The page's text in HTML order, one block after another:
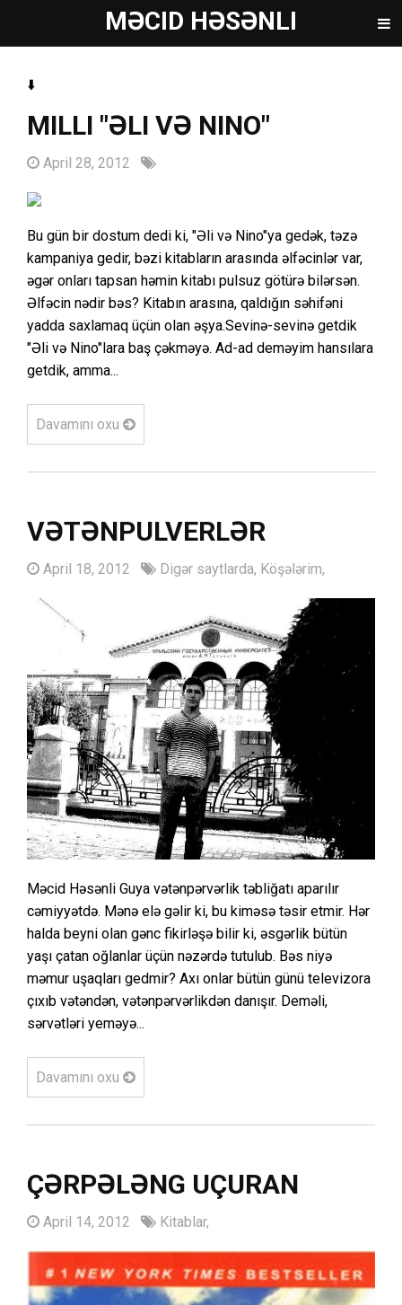
MƏCID HƏSƏNLI
⬇️
MILLI "ƏLI VƏ NINO"
April 28, 2012
Bu gün bir dostum dedi ki, "Əli və Nino"ya gedək, təzə
kampaniya gedir, bəzi kitabların arasında əlfəcinlər var,
əgər onları tapsan həmin kitabı pulsuz götürə bilərsən.
Əlfəcin nədir bəs? Kitabın arasına, qaldığın səhifəni
yadda saxlamaq üçün olan əşya.Sevinə-sevinə getdik
"Əli və Nino"lara baş çəkməyə. Ad-ad deməyim hansılara
getdik, amma...
Davamını oxu
VƏTƏNPULVERLƏR
April 18, 2012 Digər saytlarda, Köşələrim,
Məcid Həsənli Guya vətənpərvərlik təbliğatı aparılır
cəmiyyətdə. Mənə elə gəlir ki, bu kiməsə təsir etmir. Hər
halda beyni olan gənc fikirləşə bilir ki, əsgərlik bütün
yaşı çatan oğlanlar üçün nəzərdə tutulub. Bəs niyə
məmur uşaqları gedmir? Axı onlar bütün günü televizora
çıxıb vətəndən, vətənpərvərlikdən danışır. Deməli,
sərvətləri yeməyə...
Davamını oxu
ÇƏRPƏLƏNG UÇURAN
April 14, 2012 Kitablar,